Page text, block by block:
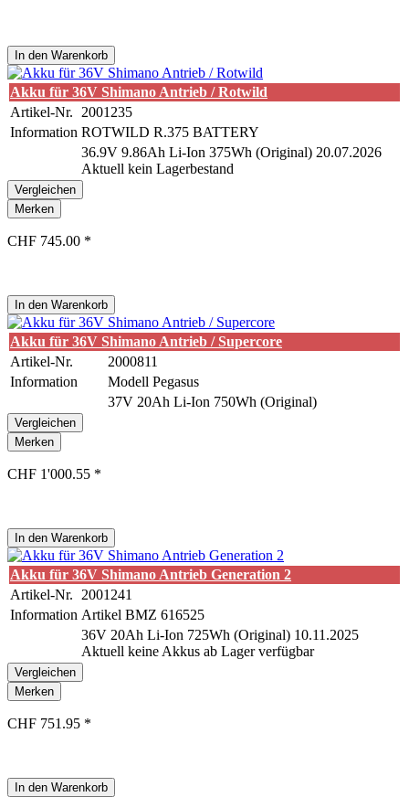
In den Warenkorb
Akku für 36V Shimano Antrieb / Rotwild
Artikel-Nr.
2001235
Information ROTWILD R.375 BATTERY
36.9V 9.86Ah Li-Ion 375Wh (Original) 20.07.2026
Aktuell kein Lagerbestand
Vergleichen
Merken
CHF 745.00 *
In den Warenkorb
Akku für 36V Shimano Antrieb / Supercore
Artikel-Nr.
2000811
Information
Modell Pegasus
37V 20Ah Li-Ion 750Wh (Original)
Vergleichen
Merken
CHF 1'000.55 *
In den Warenkorb
Akku für 36V Shimano Antrieb Generation 2
Artikel-Nr.
2001241
Information Artikel BMZ 616525
36V 20Ah Li-Ion 725Wh (Original) 10.11.2025
Aktuell keine Akkus ab Lager verfügbar
Vergleichen
Merken
CHF 751.95 *
In den Warenkorb